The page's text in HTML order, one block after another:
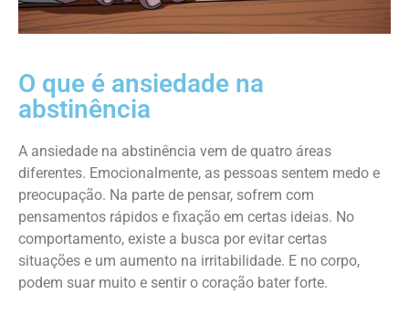
O que é ansiedade na
abstinência
A ansiedade na abstinência vem de quatro áreas
diferentes. Emocionalmente, as pessoas sentem medo e
preocupação. Na parte de pensar, sofrem com
pensamentos rápidos e fixação em certas ideias. No
comportamento, existe a busca por evitar certas
situações e um aumento na irritabilidade. E no corpo,
podem suar muito e sentir o coração bater forte.